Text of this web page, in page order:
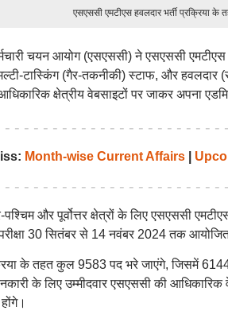
एसएससी एमटीएस हवलदार भर्ती प्रक्रिया
चयन आयोग (एसएससी) ने एसएससी
मल्टी-टास्किंग (गैर-तकनीकी) स्टाफ, और
क्षेत्रीय वेबसाइटों पर जाकर अपना
Month-wise Current Affairs|
और पूर्वोत्तर क्षेत्रों के लिए एसएससी
परीक्षा 30 सितंबर से 14 नवंबर 2024 तक
के तहत कुल 9583 पद भरे जाएंगे, जिसमें
के लिए उम्मीदवार एसएससी की आधिकारिक